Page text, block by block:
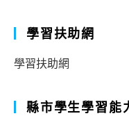
學習扶助網
學習扶助網
縣市學生學習能